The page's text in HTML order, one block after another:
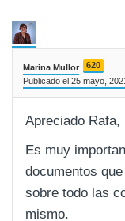
Marina Mullor
620
Publicado el 25 mayo, 2021
Apreciado Rafa,
Es muy
documentos
sobre todo las
mismo.